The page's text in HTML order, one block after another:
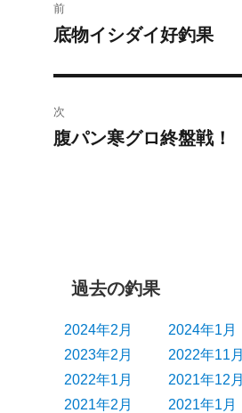
稿
ビ
ゲ
ン
前
前
稿:
底物イシダイ好釣果
次
次
腹パン寒グロ終盤戦！
過去の釣果
2024年2月 2024年1月
2023年2月
2022年11月
2022年1月
2021年12月
2021年2月
2021年1月